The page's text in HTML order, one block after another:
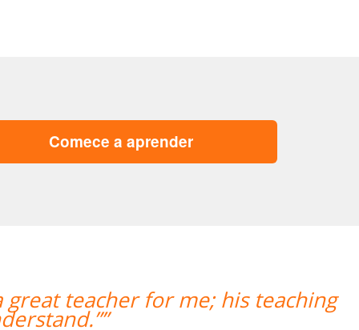
Comece a aprender
Destaco o trabalho do Professor